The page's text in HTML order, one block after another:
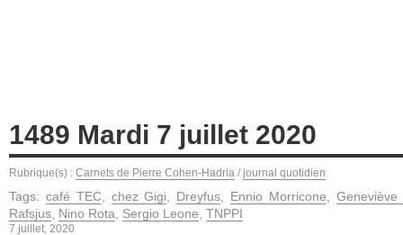
1489 Mardi 7 juillet 2020
Rubrique(s) : Carnets de Pierre Cohen-Hadria / journal quotidien
Tags: café TEC, chez Gigi Dreyfus Ennio Morricone
Geneviève
Rafsjus Nino Rota Sergio Leone TNPPI
7 juillet, 2020